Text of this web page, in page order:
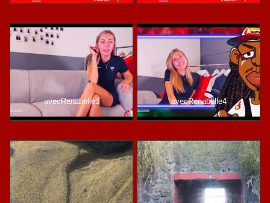
avecRenabelle3 avecRenabelle4